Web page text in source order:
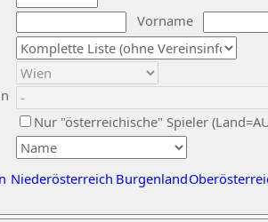
Vorname
Nur "österreichische" Spieler
Niederösterreich Burgenland